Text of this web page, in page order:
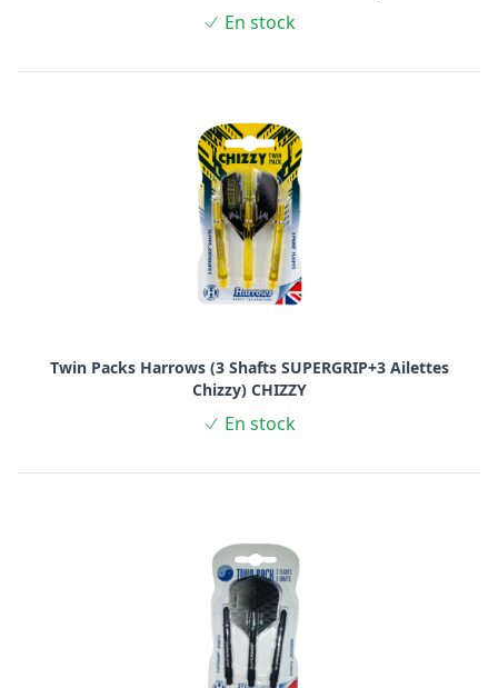
En stock
Twin Packs Harrows (3 Shafts SUPERGRIP+3 Ailettes
Chizzy) CHIZZY
En stock